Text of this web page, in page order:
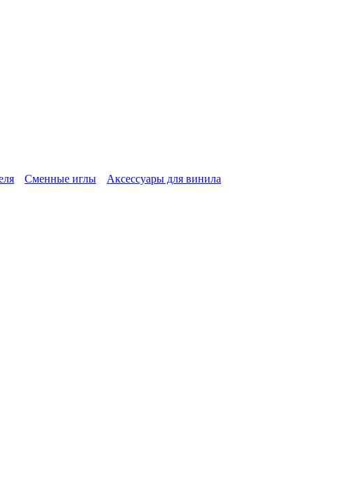
Сменные иглы
Аксессуары для винила